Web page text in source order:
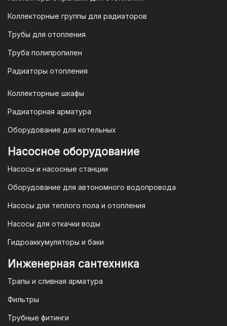
электронную почту
opt@mail.ru
Гарантия и условия гарантии
магазине "TIM-com Россия" Вы можете
быть уверены в том, что мы действуем
в рамках действующего
Законодательства Российской
Федерации и Ваши права, как
отопительной техники (котлы, газовые
монтажа, необходимо вызывать
специалиста из
ЦЕНТРА на первый запуск
Коллекторные группы для радиаторов
Трубы для отопления
Труба полипропилен
Радиаторы отопления
Коллекторные шкафы
Радиаторная арматура
Оборудование для котельных
Насосное оборудование
Насосы и насосные станции
Оборудование для автономного водопровода
Насосы для теплого пола и отопления
Насосы для откачки воды
Гидроаккумуляторы и баки
Инженерная сантехника
Трапы и сливная арматура
Фильтры
Трубные фитинги